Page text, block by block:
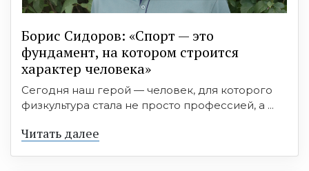
Борис Сидоров: «Спорт — это
фундамент, на котором строится
характер человека»
Сегодня наш герой — человек, для которого
физкультура стала не просто профессией, а ...
Читать далее